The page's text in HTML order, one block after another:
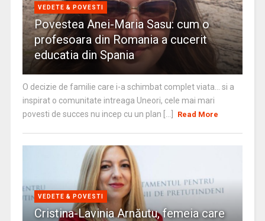
VEDETE & POVESTI
Povestea Anei-Maria Sasu: cum o
profesoara din Romania a cucerit
educatia din Spania
O decizie de familie care i-a schimbat complet viata… si a
inspirat o comunitate intreaga Uneori, cele mai mari
povesti de succes nu incep cu un plan [...]
Read More
VEDETE & POVESTI
Cristina-Lavinia Arnăutu, femeia care